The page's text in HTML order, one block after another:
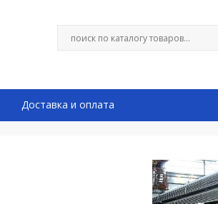
Доставка и оплата